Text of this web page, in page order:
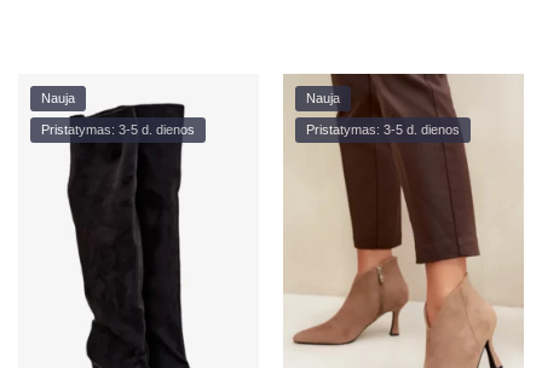
Nauja
Pristatymas: 3-5 d. dienos
Nauja
Pristatymas: 3-5 d. dienos